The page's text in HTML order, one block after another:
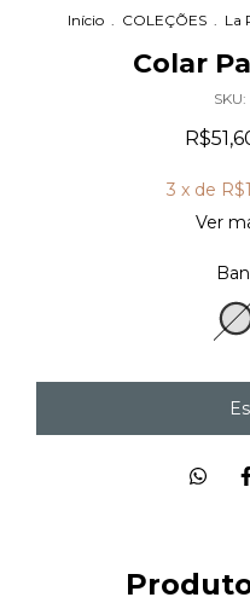
Início . COLEÇÕES . La
Colar
SKU:
3 x de
Ver